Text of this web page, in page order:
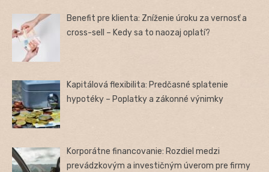
Benefit pre klienta: Zníženie úroku za vernosť a
cross-sell – Kedy sa to naozaj oplatí?
Kapitálová flexibilita: Predčasné splatenie
hypotéky – Poplatky a zákonné výnimky
Korporátne financovanie: Rozdiel medzi
prevádzkovým a investičným úverom pre firmy